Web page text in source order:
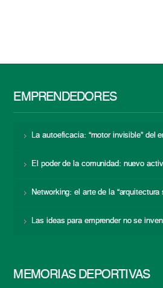
EMPRENDEDORES
La autoeficacia: “motor invisible” del
El poder de la comunidad: nuevo
Networking: el arte de la “arquitectura
Las ideas para emprender no se
MEMORIAS DEPORTIVAS